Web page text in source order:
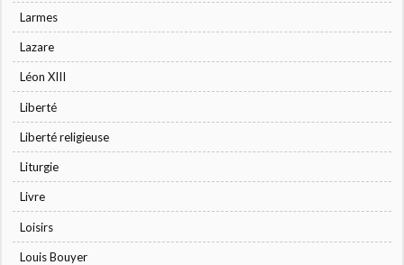
Larmes
Lazare
Léon XIII
Liberté
Liberté religieuse
Liturgie
Livre
Loisirs
Louis Bouyer